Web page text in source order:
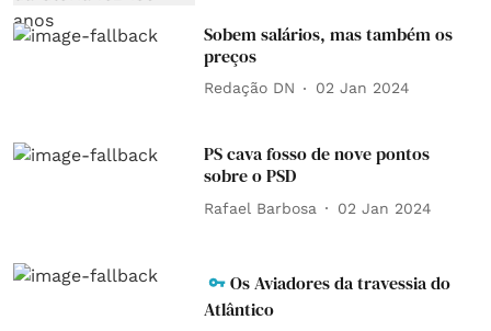
Sobem salários, mas também os
preços
Redação DN 02 Jan 2024
PS cava fosso de nove pontos
sobre o PSD
Rafael Barbosa 02 Jan 2024
Os Aviadores da travessia do
Atlântico